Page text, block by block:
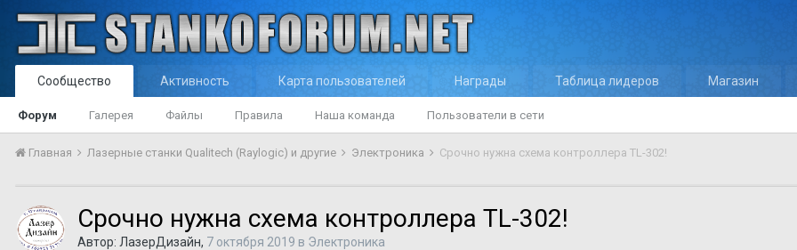
Сообщество
Форум Галерея Файлы Правила Наша команда Пользователи в сети
Активность Карта пользователей Награды Таблица лидеров Магазин
Главная Лазерные станки Qualitech (Raylogic) и другие Электроника Срочно нужна схема контроллера TL-302!
Срочно нужна схема контроллера TL-302!
Автор: ЛазерДизайн, 7 октября 2019 в Электроника